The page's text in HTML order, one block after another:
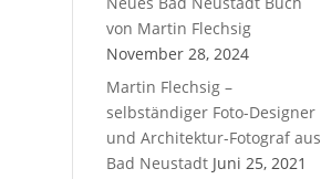
von Martin Flechsig
November 28, 2024
Martin Flechsig –
selbständiger Foto-Designer
und Architektur-Fotograf aus
Bad Neustadt Juni 25, 2021